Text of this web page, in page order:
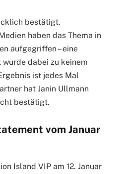
bestätigt.
haben das Thema in
aufgegriffen – eine
dabei zu keinem
ist jedes Mal
hat Janin Ullmann
bestätigt.
vom Januar
Island VIP am 12. Januar